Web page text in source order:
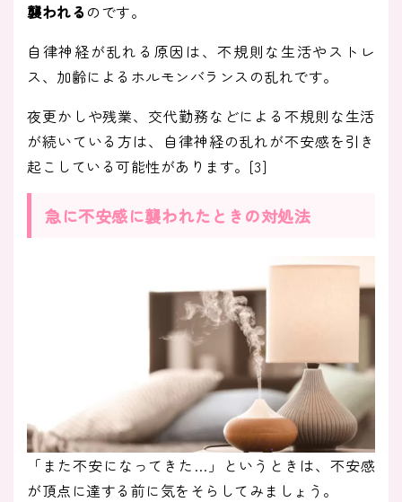
襲われる のです。
自律神経が乱れる原因は、不規則な生活やストレ
ス、加齢によるホルモンバランスの乱れです。
夜更かしや残業、交代勤務などによる不規則な生活
が続いている方は、自律神経の乱れが不安感を引き
起こしている可能性があります。[3]
急に不安感に襲われたときの対処法
「また不安になってきた…」というときは、不安感
が頂点に達する前に気をそらしてみましょう。